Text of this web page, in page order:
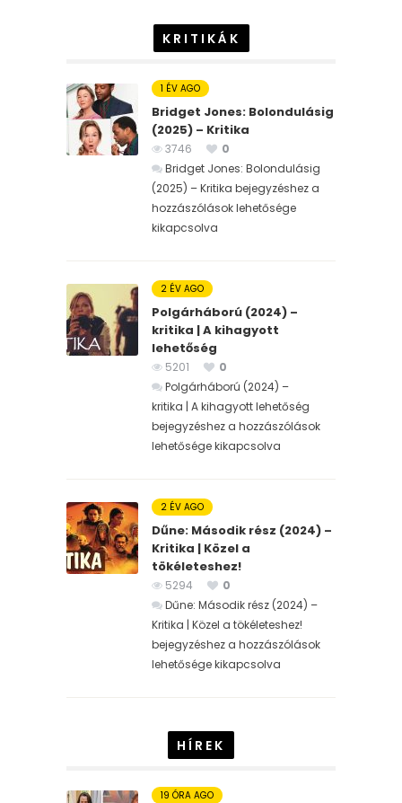
KRITIKÁK
1 ÉV AGO
Bridget Jones: Bolondulásig
(2025) – Kritika
3746
0
Bridget Jones: Bolondulásig
(2025) – Kritika bejegyzéshez a
hozzászólások lehetősége
kikapcsolva
2 ÉV AGO
Polgárháború (2024) –
kritika | A kihagyott
lehetőség
5201
0
Polgárháború (2024) –
kritika | A kihagyott lehetőség
bejegyzéshez a hozzászólások
lehetősége kikapcsolva
2 ÉV AGO
Dűne: Második rész (2024) –
Kritika | Közel a
tökéleteshez!
5294
0
Dűne: Második rész (2024) –
Kritika | Közel a tökéleteshez!
bejegyzéshez a hozzászólások
lehetősége kikapcsolva
HÍREK
19 ÓRA AGO